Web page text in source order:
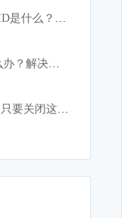
升级iPhone XS的理由：Face ID是什么？解锁速度比上代快
安卓手机和苹果手机卡顿怎么办？解决手机卡顿小妙招
iPhone使用时间越长就越卡？只要关闭这设置，手机立马如获重生